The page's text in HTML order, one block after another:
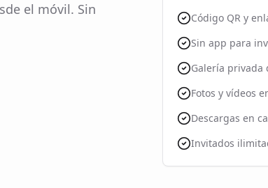
el móvil. Sin
Código QR y
Sin app para
Galería privada
Fotos y vídeos
Descargas en
Invitados